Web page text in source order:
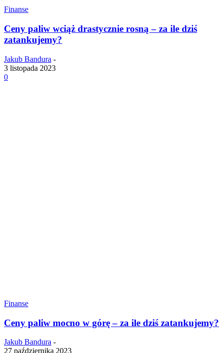
Finanse
Ceny paliw wciąż drastycznie rosną – za ile dziś
zatankujemy?
Jakub Bandura -
3 listopada 2023
0
Finanse
Ceny paliw mocno w górę – za ile dziś zatankujemy?
Jakub Bandura -
27 października 2023